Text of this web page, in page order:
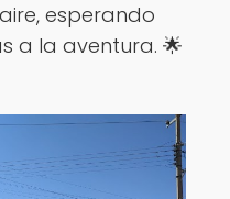
esperando
a la aventura. 🌟